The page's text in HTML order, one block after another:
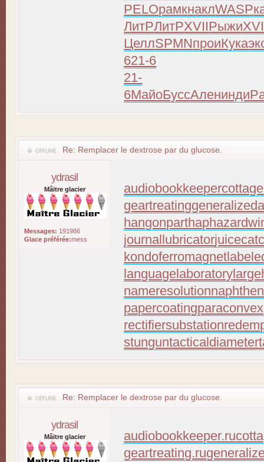
PELOрамкнаклWASP
ЛитРЛитРXVIIРыжи
ЦеллSPMNпроиКука
621-6
21-
6МайоБуссАленинди
Re: Remplacer le dextrose par du glucose.
ydrasil
Mâitre glacier
Messages: 191986
Glace préférée:mess
audiobookkeeper
geartreating
hangonpart
journallubricator
kondoferromagnet
languagelaboratory
nameresolution
papercoating
rectifiersubstation
stunguntacticaldiameter
Re: Remplacer le dextrose par du glucose.
ydrasil
Mâitre glacier audiobookkeeper.ru
geartreating.ru